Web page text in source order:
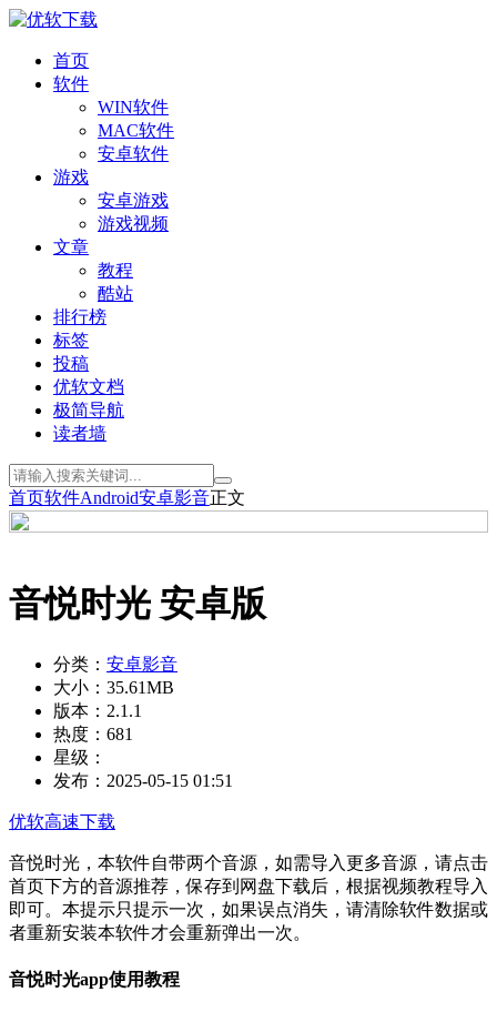
首页
软件
WIN软件
MAC软件
安卓软件
游戏
安卓游戏
游戏视频
文章
教程
酷站
排行榜
标签
投稿
优软文档
极简导航
读者墙
首页软件Android安卓影音正文
音悦时光 安卓版
分类： 安卓影音
大小： 35.61MB
版本： 2.1.1
热度： 681
星级：
发布： 2025-05-15 01:51
优软高速下载
音悦时光，本软件自带两个音源，如需导入更多音源，请点击
首页下方的音源推荐，保存到网盘下载后，根据视频教程导入
即可。本提示只提示一次，如果误点消失，请清除软件数据或
者重新安装本软件才会重新弹出一次。
音悦时光app使用教程